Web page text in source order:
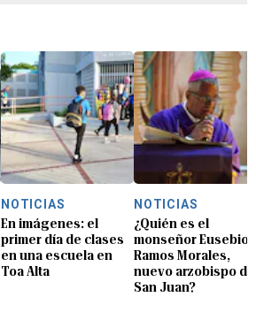
NOTICIAS
En imágenes: el
primer día de clases
en una escuela en
Toa Alta
NOTICIAS
¿Quién es el
monseñor Eusebio
Ramos Morales,
nuevo arzobispo de
San Juan?